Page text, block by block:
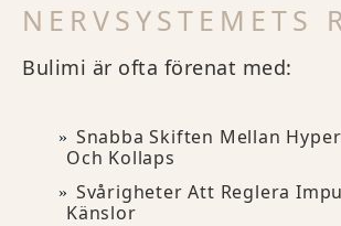
NERVSYSTEMETS
Bulimi är ofta förenat med:
Snabba Skiften Mellan
Och Kollaps
Svårigheter Att Reglera
Känslor